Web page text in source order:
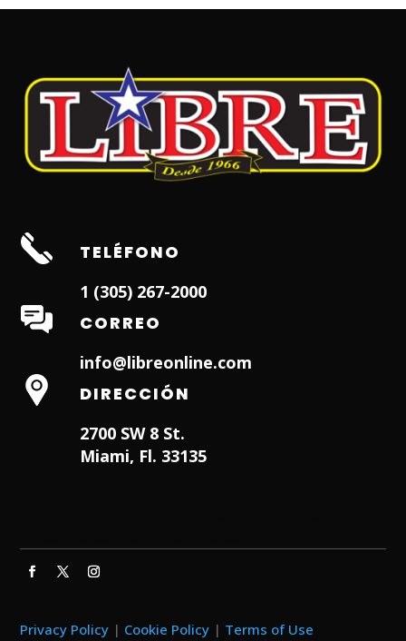
TELÉFONO
1 (305) 267-2000
CORREO
info@libreonline.com
DIRECCIÓN
2700 SW 8 St.
Miami, Fl. 33135
Privacy Policy | Cookie Policy | Terms of Use